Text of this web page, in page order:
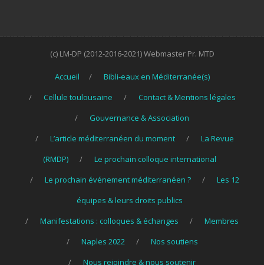
(c) LM-DP (2012-2016-2021) Webmaster Pr. MTD
Accueil
Bibli-eaux en Méditerranée(s)
Cellule toulousaine
Contact & Mentions légales
Gouvernance & Association
L’article méditerranéen du moment
La Revue
(RMDP)
Le prochain colloque international
Le prochain événement méditerranéen ?
Les 12
équipes & leurs droits publics
Manifestations : colloques & échanges
Membres
Naples 2022
Nos soutiens
Nous rejoindre & nous soutenir